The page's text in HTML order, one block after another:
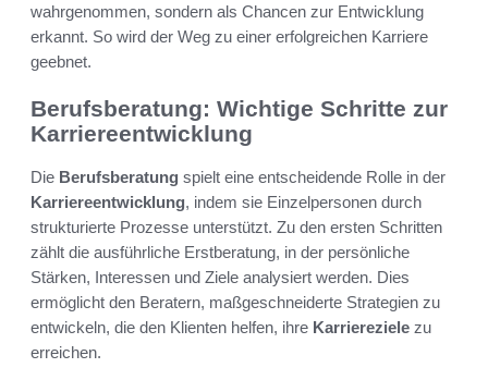
wahrgenommen, sondern als Chancen zur Entwicklung
erkannt. So wird der Weg zu einer erfolgreichen Karriere
geebnet.
Berufsberatung: Wichtige Schritte zur
Karriereentwicklung
Die Berufsberatung spielt eine entscheidende Rolle in der
Karriereentwicklung, indem sie Einzelpersonen durch
strukturierte Prozesse unterstützt. Zu den ersten Schritten
zählt die ausführliche Erstberatung, in der persönliche
Stärken, Interessen und Ziele analysiert werden. Dies
ermöglicht den Beratern, maßgeschneiderte Strategien zu
entwickeln, die den Klienten helfen, ihre Karriereziele zu
erreichen.